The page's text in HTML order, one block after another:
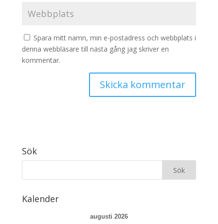
Spara mitt namn, min e-postadress och webbplats i
denna webbläsare till nästa gång jag skriver en
kommentar.
Sök
Kalender
augusti 2026